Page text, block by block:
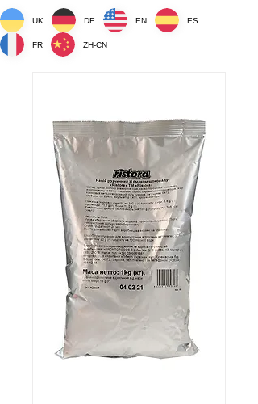
UK DE EN ES
FR ZH-CN